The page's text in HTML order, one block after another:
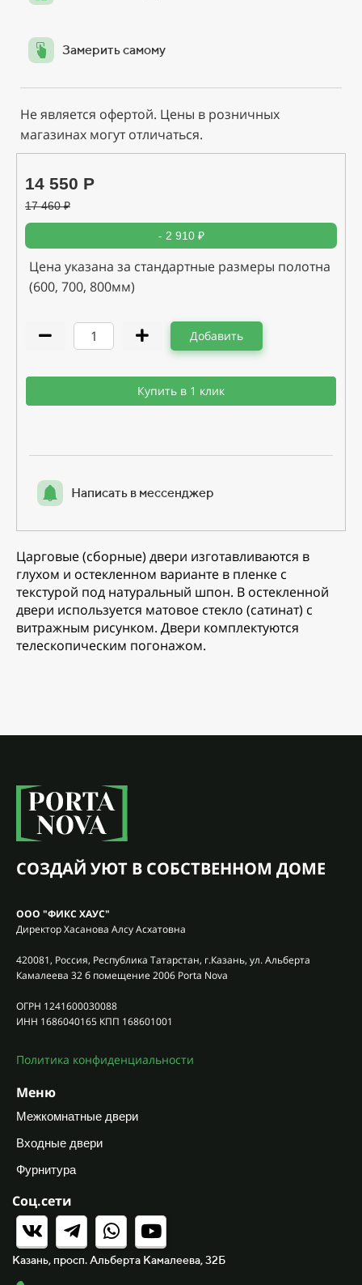
Замерить самому
Не является офертой. Цены в розничных
магазинах могут отличаться.
14 550 Р
17 460₽
- 2 910 ₽
Цена указана за стандартные размеры полотна
(600, 700, 800мм)
Добавить
Купить в 1 клик
Написать в мессенджер
Царговые (сборные) двери изготавливаются в
глухом и остекленном варианте в пленке с
текстурой под натуральный шпон. В остекленной
двери используется матовое стекло (сатинат) с
витражным рисунком. Двери комплектуются
телескопическим погонажом.
СОЗДАЙ УЮТ В СОБСТВЕННОМ ДОМЕ
ООО "ФИКС ХАУС"
Директор Хасанова Алсу Асхатовна
420081, Россия, Республика Татарстан, г.Казань, ул. Альберта
Камалеева 32 б помещение 2006 Porta Nova
ОГРН 1241600030088
ИНН 1686040165 КПП 168601001
Политика конфиденциальности
Меню
Межкомнатные двери
Входные двери
Фурнитура
Соц.сети
Казань, просп. Альберта Камалеева, 32Б